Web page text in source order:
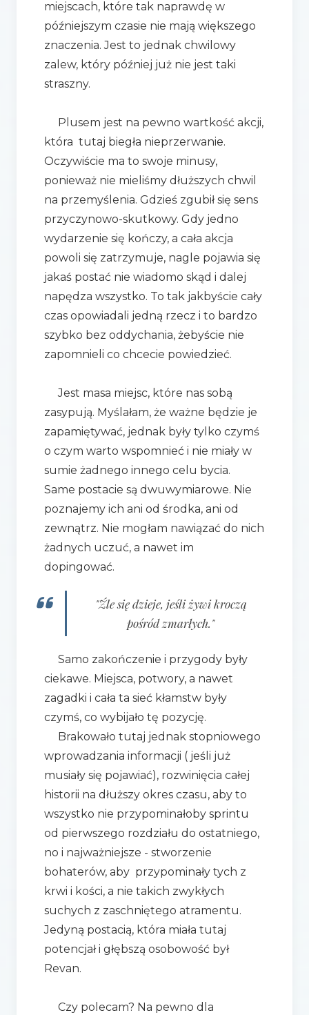
miejscach, które tak naprawdę w
późniejszym czasie nie mają większego
znaczenia. Jest to jednak chwilowy
zalew, który później już nie jest taki
straszny.
Plusem jest na pewno wartkość akcji,
która tutaj biegła nieprzerwanie.
Oczywiście ma to swoje minusy,
ponieważ nie mieliśmy dłuższych chwil
na przemyślenia. Gdzieś zgubił się sens
przyczynowo-skutkowy. Gdy jedno
wydarzenie się kończy, a cała akcja
powoli się zatrzymuje, nagle pojawia się
jakaś postać nie wiadomo skąd i dalej
napędza wszystko. To tak jakbyście cały
czas opowiadali jedną rzecz i to bardzo
szybko bez oddychania, żebyście nie
zapomnieli co chcecie powiedzieć.
Jest masa miejsc, które nas sobą
zasypują. Myślałam, że ważne będzie je
zapamiętywać, jednak były tylko czymś
o czym warto wspomnieć i nie miały w
sumie żadnego innego celu bycia.
Same postacie są dwuwymiarowe. Nie
poznajemy ich ani od środka, ani od
zewnątrz. Nie mogłam nawiązać do nich
żadnych uczuć, a nawet im
dopingować.
"Źle się dzieje, jeśli żywi kroczą
pośród zmarłych."
Samo zakończenie i przygody były
ciekawe. Miejsca, potwory, a nawet
zagadki i cała ta sieć kłamstw były
czymś, co wybijało tę pozycję.
Brakowało tutaj jednak stopniowego
wprowadzania informacji ( jeśli już
musiały się pojawiać), rozwinięcia całej
historii na dłuższy okres czasu, aby to
wszystko nie przypominałoby sprintu
od pierwszego rozdziału do ostatniego,
no i najważniejsze - stworzenie
bohaterów, aby przypominały tych z
krwi i kości, a nie takich zwykłych
suchych z zaschniętego atramentu.
Jedyną postacią, która miała tutaj
potencjał i głębszą osobowość był
Revan.
Czy polecam? Na pewno dla